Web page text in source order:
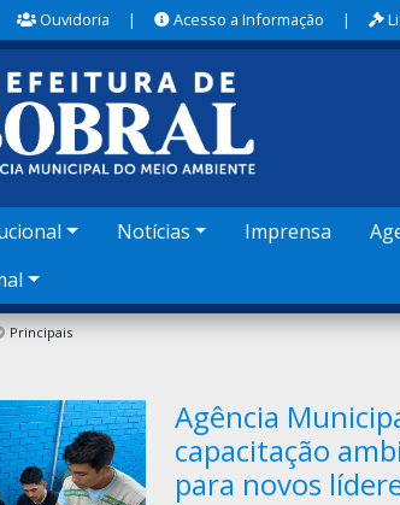
Ouvidoria | Acesso a Informação |
Notícias Imprensa
Principais
Agência
capacitação
para novos